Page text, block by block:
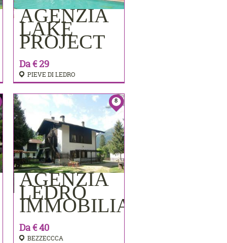
AGENZIA
LAKE
PROJECT
Da € 29
PIEVE DI LEDRO
PRENOTA
8
AGENZIA
LEDRO
IMMOBILIARE
Da € 40
BEZZECCCA
PRENOTA